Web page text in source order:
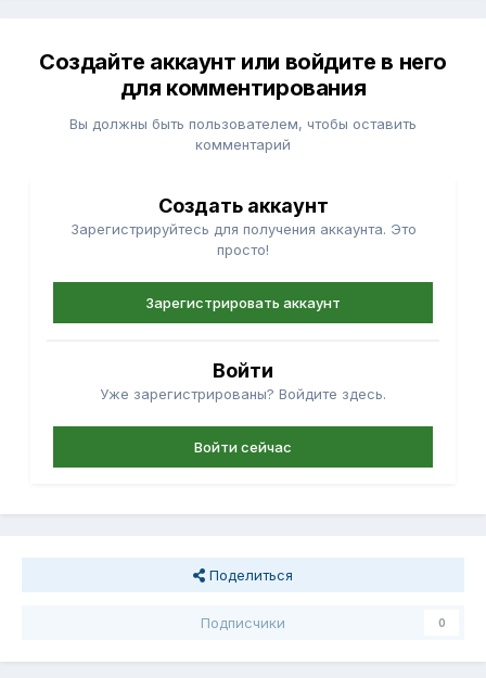
Создайте аккаунт или войдите в него
для комментирования
Вы должны быть пользователем, чтобы оставить
комментарий
Создать аккаунт
Зарегистрируйтесь для получения аккаунта. Это
просто!
Зарегистрировать аккаунт
Войти
Уже зарегистрированы? Войдите здесь.
Войти сейчас
Поделиться
Подписчики 0